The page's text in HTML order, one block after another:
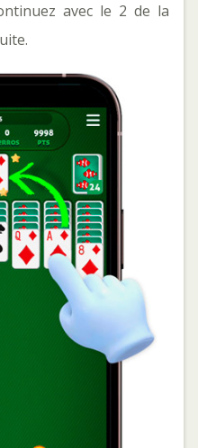
avec le 2 de la